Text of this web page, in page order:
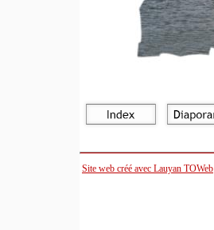
Site web créé avec Lauyan TOWeb